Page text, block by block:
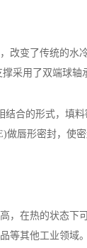
改变了传统的水
撑采用了双端球轴
结合的形式，填
做唇形密封，使
，在热的状态下
等其他工业领域。